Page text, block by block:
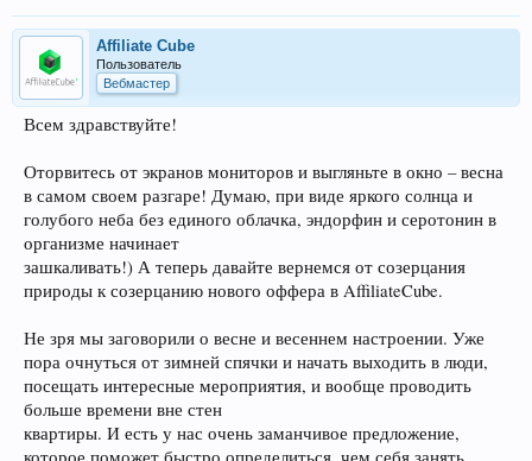
Affiliate Cube
Пользователь
Вебмастер
Всем здравствуйте!
Оторвитесь от экранов мониторов и выгляньте в окно – весна
в самом своем разгаре! Думаю, при виде яркого солнца и
голубого неба без единого облачка, эндорфин и серотонин в
организме начинает
зашкаливать!) А теперь давайте вернемся от созерцания
природы к созерцанию нового оффера в AffiliateCube.
Не зря мы заговорили о весне и весеннем настроении. Уже
пора очнуться от зимней спячки и начать выходить в люди,
посещать интересные мероприятия, и вообще проводить
больше времени вне стен
квартиры. И есть у нас очень заманчивое предложение,